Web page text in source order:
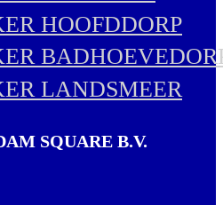
HOOFDDORP
LANDSMEER
SQUARE B.V.